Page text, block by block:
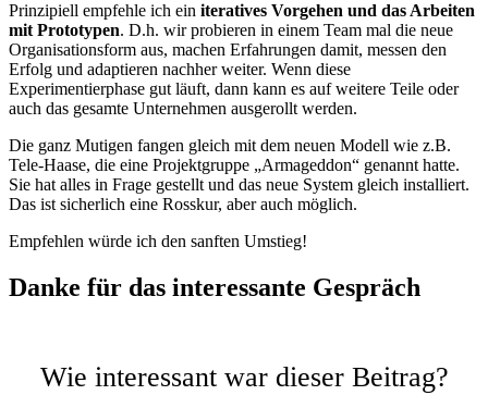
Prinzipiell empfehle ich ein iteratives Vorgehen und das Arbeiten
mit Prototypen. D.h. wir probieren in einem Team mal die neue
Organisationsform aus, machen Erfahrungen damit, messen den
Erfolg und adaptieren nachher weiter. Wenn diese
Experimentierphase gut läuft, dann kann es auf weitere Teile oder
auch das gesamte Unternehmen ausgerollt werden.
Die ganz Mutigen fangen gleich mit dem neuen Modell wie z.B.
Tele-Haase, die eine Projektgruppe „Armageddon“ genannt hatte.
Sie hat alles in Frage gestellt und das neue System gleich installiert.
Das ist sicherlich eine Rosskur, aber auch möglich.
Empfehlen würde ich den sanften Umstieg!
Danke für das interessante Gespräch
Wie interessant war dieser Beitrag?